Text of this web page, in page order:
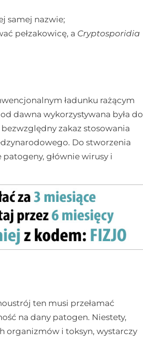
samej nazwie;
pełzakowicę, a Cryptosporidia
ładunku rażącym
dawna wykorzystywana była do
zakaz stosowania
Do stworzenia
głównie wirusy i
ten musi przełamać
na dany patogen. Niestety,
organizmów i toksyn, wystarczy